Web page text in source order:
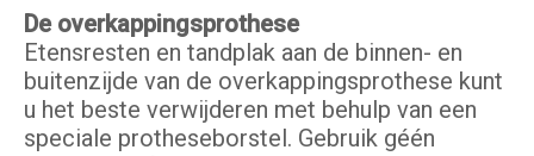
De overkappingsprothese
Etensresten en tandplak aan de binnen- en
buitenzijde van de overkappingsprothese kunt
u het beste verwijderen met behulp van een
speciale protheseborstel. Gebruik géén